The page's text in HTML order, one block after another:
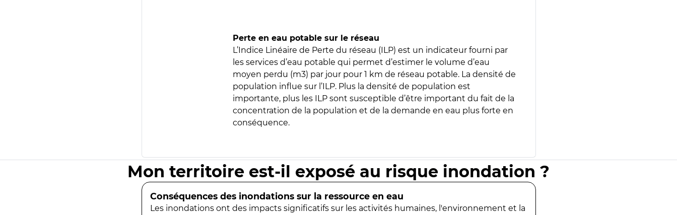
Perte en eau potable sur le réseau
L’Indice Linéaire de Perte du réseau (ILP) est un indicateur fourni par
les services d’eau potable qui permet d’estimer le volume d’eau
moyen perdu (m3) par jour pour 1 km de réseau potable. La densité de
population influe sur l’ILP. Plus la densité de population est
importante, plus les ILP sont susceptible d’être important du fait de la
concentration de la population et de la demande en eau plus forte en
conséquence.
Mon territoire est-il exposé au risque inondation ?
Conséquences des inondations sur la ressource en eau
Les inondations ont des impacts significatifs sur les activités humaines, l'environnement et la